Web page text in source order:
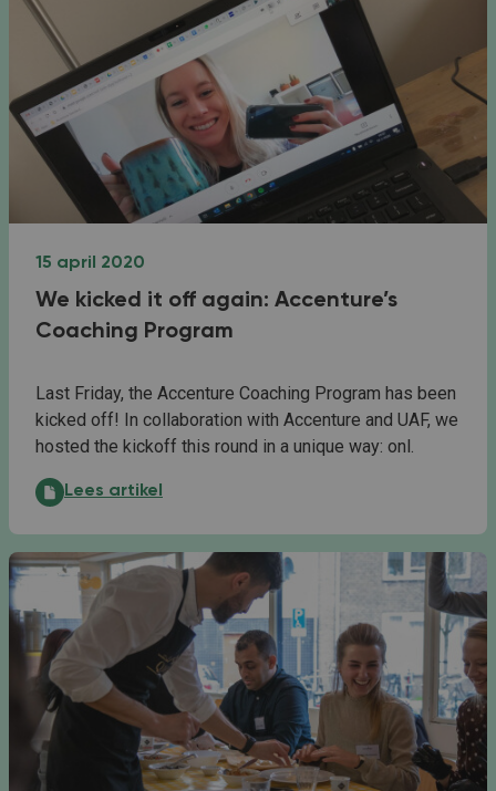
15 april 2020
We kicked it off again: Accenture’s
Coaching Program
Last Friday, the Accenture Coaching Program has been
kicked off! In collaboration with Accenture and UAF, we
hosted the kickoff this round in a unique way: onl.
We kicked it off again: Accenture’s Coaching
Lees artikel